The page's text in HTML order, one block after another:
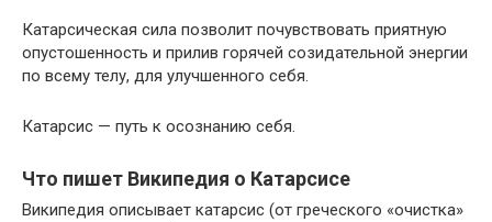
Катарсическая сила позволит почувствовать приятную
опустошенность и прилив горячей созидательной энергии
по всему телу, для улучшенного себя.
Катарсис — путь к осознанию себя.
Что пишет Википедия о Катарсисе
Википедия описывает катарсис (от греческого «очистка»